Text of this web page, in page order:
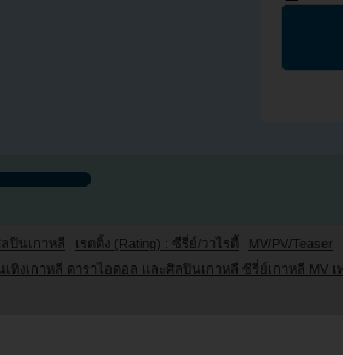
ปินเกาหลี เรตติ้ง (Rating) : ซีรี่ย์/วาไรตี้
MV/PV/Teaser
เทิงเกาหลี ดาราไอดอล และศิลปินเกาหลี ซีรี่ย์เกาหลี MV